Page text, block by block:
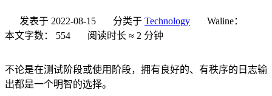
发表于 2022-08-15 分类于 Technology
Waline：
本文字数：
554 阅读时长 ≈ 2 分钟
不论是在测试阶段或使用阶段，拥有良好的、有秩序的日志输
出都是一个明智的选择。